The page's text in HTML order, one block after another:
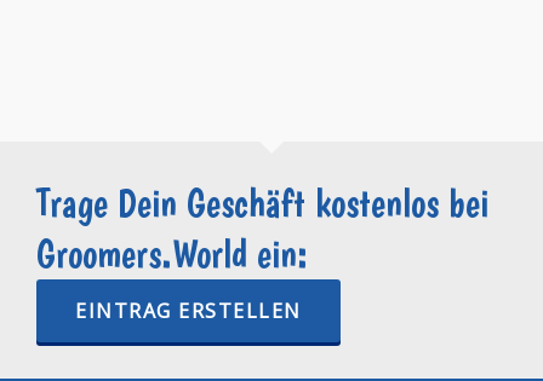
Trage Dein Geschäft kostenlos bei
Groomers.World ein:
EINTRAG ERSTELLEN